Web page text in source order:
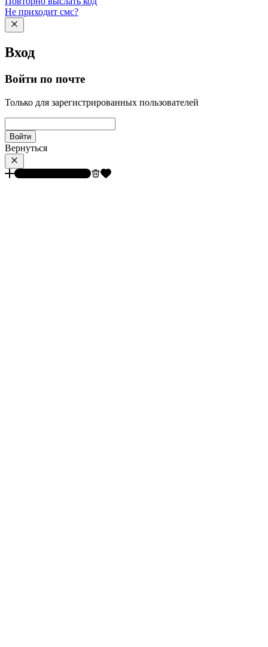
Не приходит смс?
Вход
Войти по почте
Только для зарегистрированных пользователей
Войти
Вернуться